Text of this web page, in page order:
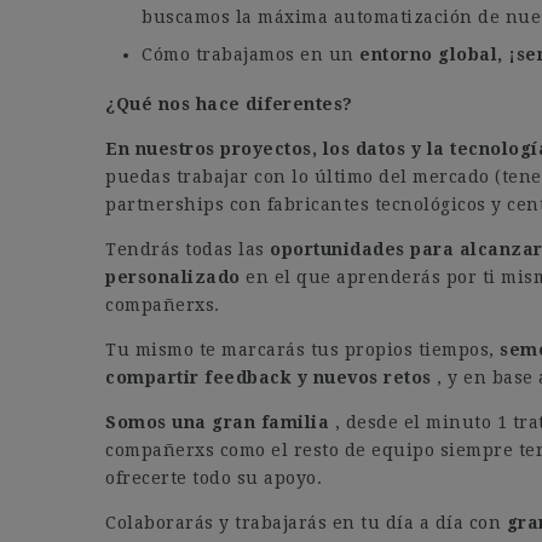
buscamos la máxima automatización de
Cómo trabajamos en un entorno global,
¿Qué nos hace diferentes?
En nuestros proyectos, los datos y la
puedas trabajar con lo último del mercado
partnerships con fabricantes tecnológicos y
Tendrás todas las oportunidades para
personalizado en el que aprenderás por ti
compañerxs.
Tu mismo te marcarás tus propios tiempos,
compartir feedback y nuevos retos , y en
Somos una gran familia , desde el minuto 1
compañerxs como el resto de equipo siempre
ofrecerte todo su apoyo.
Colaborarás y trabajarás en tu día a día con